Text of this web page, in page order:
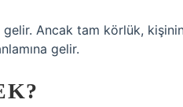
Ancak tam körlük,
gelir.